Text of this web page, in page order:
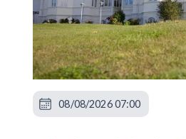
08/08/2026 07:00